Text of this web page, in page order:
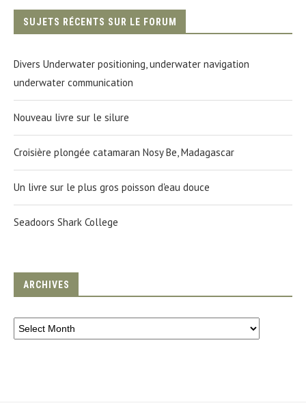
SUJETS RÉCENTS SUR LE FORUM
Divers Underwater positioning, underwater navigation
underwater communication
Nouveau livre sur le silure
Croisière plongée catamaran Nosy Be, Madagascar
Un livre sur le plus gros poisson d'eau douce
Seadoors Shark College
ARCHIVES